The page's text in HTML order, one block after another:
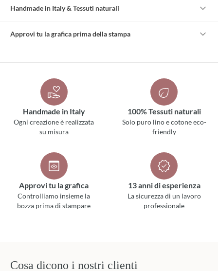
Handmade in Italy & Tessuti naturali
Approvi tu la grafica prima della stampa
Handmade in Italy
Ogni creazione è realizzata
su misura
100% Tessuti naturali
Solo puro lino e cotone eco-
friendly
Approvi tu la grafica
Controlliamo insieme la
bozza prima di stampare
13 anni di esperienza
La sicurezza di un lavoro
professionale
Cosa dicono i nostri clienti